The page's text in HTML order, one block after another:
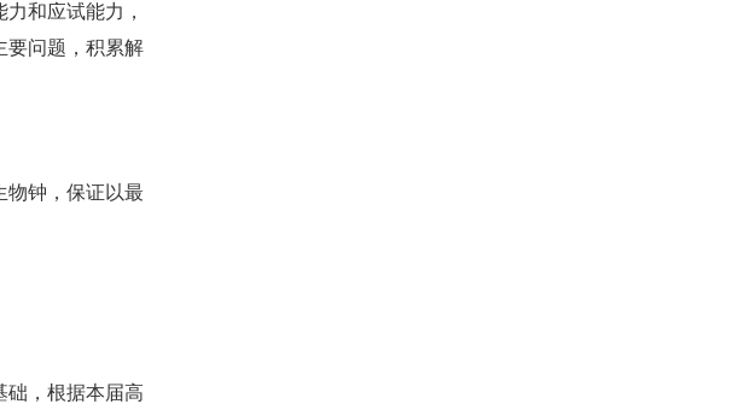
和应试能力，
要问题，积累解
物钟，保证以最
础，根据本届高